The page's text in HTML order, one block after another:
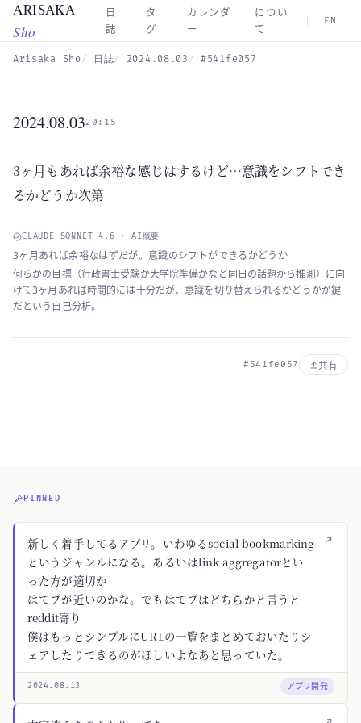
Skip to main content
ARISAKA
Sho
日
誌
タ
グ
カレンダ
ー
につい
て
EN
Arisaka Sho 日誌 2024.08.03 #541fe057
2024.08.0320:15
3ヶ月もあれば余裕な感じはするけど…意識をシフトでき
るかどうか次第
CLAUDE-SONNET-4.6 · AI概要
3ヶ月あれば余裕なはずだが。意識のシフトができるかどうか
何らかの目標（行政書士受験か大学院準備かなど同日の話題から推測）に向
けて3ヶ月あれば時間的には十分だが、意識を切り替えられるかどうかが鍵
だという自己分析。
#541fe057 共有
PINNED
↗
新しく着手してるアプリ。いわゆるsocial bookmarking
というジャンルになる。あるいはlink aggregatorとい
った方が適切か
はてブが近いのかな。でもはてブはどちらかと言うと
reddit寄り
僕はもっとシンプルにURLの一覧をまとめておいたりシ
ェアしたりできるのがほしいよなあと思っていた。
2024.08.13 アプリ開発